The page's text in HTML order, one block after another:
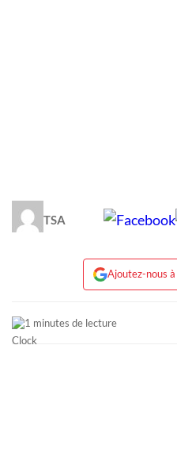
TSA
Ajoutez-nous
1 minutes de lecture